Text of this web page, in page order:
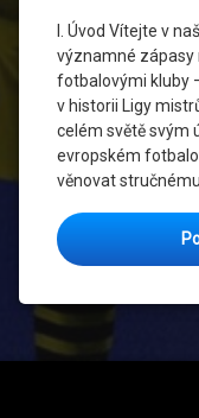
I. Úvod Vítejte v
významné zápasy
fotbalovými kluby
v historii Ligy
celém světě svým
evropském
věnovat